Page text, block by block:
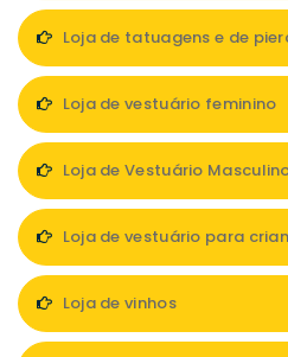
Loja de tatuagens e de
Loja de vestuário feminino
Loja de Vestuário
Loja de vestuário para
Loja de vinhos